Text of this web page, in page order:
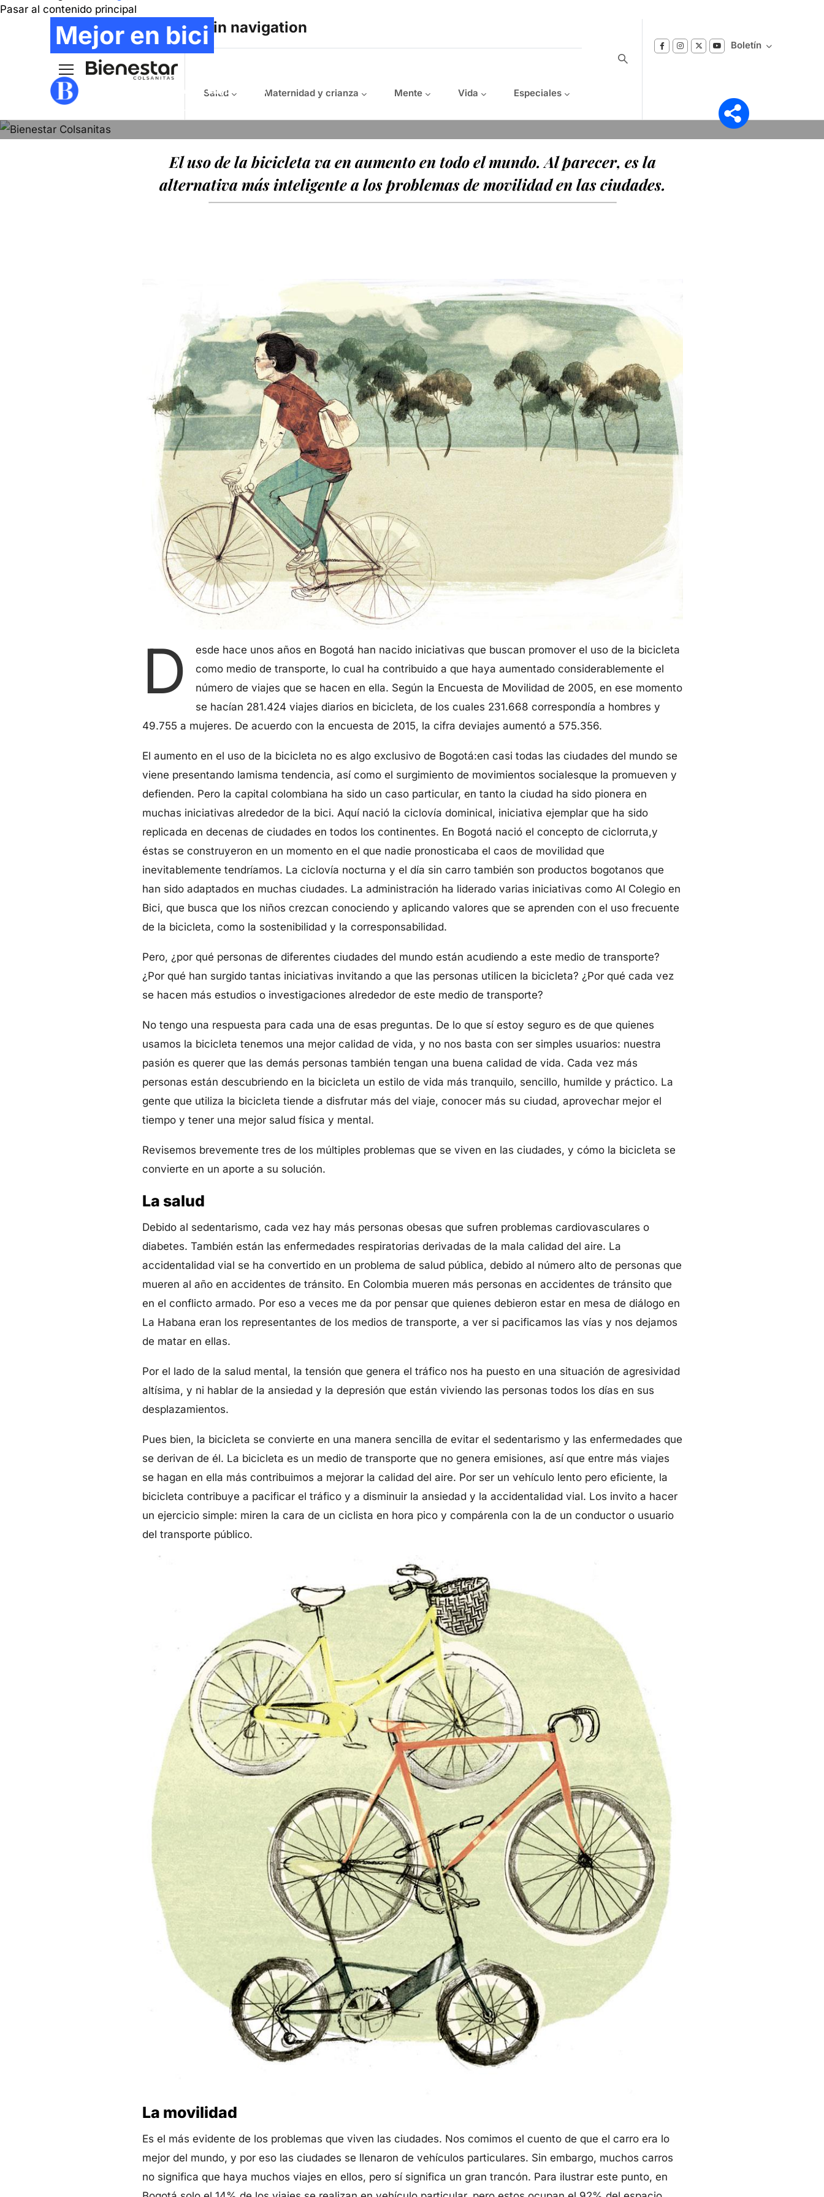
Pasar al contenido principal
Main navigation
Salud Maternidad y crianza Mente Vida Especiales
Boletín
Suscríbase a nuestro boletín
Reciba notificaciones sobre los temas de
Bienestar que le interesan.
Síganos en
Mejor en bici
COLSANITAS - BIENESTAR - Mayo 18, 2018
ELIZABETH BUILES
El uso de la bicicleta va en aumento en todo el mundo. Al parecer, es la
alternativa más inteligente a los problemas de movilidad en las ciudades.
D
esde hace unos años en Bogotá han nacido iniciativas que buscan promover el uso de la bicicleta
como medio de transporte, lo cual ha contribuido a que haya aumentado considerablemente el
número de viajes que se hacen en ella. Según la Encuesta de Movilidad de 2005, en ese momento
se hacían 281.424 viajes diarios en bicicleta, de los cuales 231.668 correspondía a hombres y
49.755 a mujeres. De acuerdo con la encuesta de 2015, la cifra deviajes aumentó a 575.356.
El aumento en el uso de la bicicleta no es algo exclusivo de Bogotá:en casi todas las ciudades del mundo se
viene presentando lamisma tendencia, así como el surgimiento de movimientos socialesque la promueven y
defienden. Pero la capital colombiana ha sido un caso particular, en tanto la ciudad ha sido pionera en
muchas iniciativas alrededor de la bici. Aquí nació la ciclovía dominical, iniciativa ejemplar que ha sido
replicada en decenas de ciudades en todos los continentes. En Bogotá nació el concepto de ciclorruta,y
éstas se construyeron en un momento en el que nadie pronosticaba el caos de movilidad que
inevitablemente tendríamos. La ciclovía nocturna y el día sin carro también son productos bogotanos que
han sido adaptados en muchas ciudades. La administración ha liderado varias iniciativas como Al Colegio en
Bici, que busca que los niños crezcan conociendo y aplicando valores que se aprenden con el uso frecuente
de la bicicleta, como la sostenibilidad y la corresponsabilidad.
Pero, ¿por qué personas de diferentes ciudades del mundo están acudiendo a este medio de transporte?
¿Por qué han surgido tantas iniciativas invitando a que las personas utilicen la bicicleta? ¿Por qué cada vez
se hacen más estudios o investigaciones alrededor de este medio de transporte?
No tengo una respuesta para cada una de esas preguntas. De lo que sí estoy seguro es de que quienes
usamos la bicicleta tenemos una mejor calidad de vida, y no nos basta con ser simples usuarios: nuestra
pasión es querer que las demás personas también tengan una buena calidad de vida. Cada vez más
personas están descubriendo en la bicicleta un estilo de vida más tranquilo, sencillo, humilde y práctico. La
gente que utiliza la bicicleta tiende a disfrutar más del viaje, conocer más su ciudad, aprovechar mejor el
tiempo y tener una mejor salud física y mental.
Revisemos brevemente tres de los múltiples problemas que se viven en las ciudades, y cómo la bicicleta se
convierte en un aporte a su solución.
La salud
Debido al sedentarismo, cada vez hay más personas obesas que sufren problemas cardiovasculares o
diabetes. También están las enfermedades respiratorias derivadas de la mala calidad del aire. La
accidentalidad vial se ha convertido en un problema de salud pública, debido al número alto de personas que
mueren al año en accidentes de tránsito. En Colombia mueren más personas en accidentes de tránsito que
en el conflicto armado. Por eso a veces me da por pensar que quienes debieron estar en mesa de diálogo en
La Habana eran los representantes de los medios de transporte, a ver si pacificamos las vías y nos dejamos
de matar en ellas.
Por el lado de la salud mental, la tensión que genera el tráfico nos ha puesto en una situación de agresividad
altísima, y ni hablar de la ansiedad y la depresión que están viviendo las personas todos los días en sus
desplazamientos.
Pues bien, la bicicleta se convierte en una manera sencilla de evitar el sedentarismo y las enfermedades que
se derivan de él. La bicicleta es un medio de transporte que no genera emisiones, así que entre más viajes
se hagan en ella más contribuimos a mejorar la calidad del aire. Por ser un vehículo lento pero eficiente, la
bicicleta contribuye a pacificar el tráfico y a disminuir la ansiedad y la accidentalidad vial. Los invito a hacer
un ejercicio simple: miren la cara de un ciclista en hora pico y compárenla con la de un conductor o usuario
del transporte público.
La movilidad
Es el más evidente de los problemas que viven las ciudades. Nos comimos el cuento de que el carro era lo
mejor del mundo, y por eso las ciudades se llenaron de vehículos particulares. Sin embargo, muchos carros
no significa que haya muchos viajes en ellos, pero sí significa un gran trancón. Para ilustrar este punto, en